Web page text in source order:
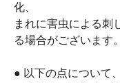
化、
まれに害虫による刺
る場合がございます。
● 以下の点について